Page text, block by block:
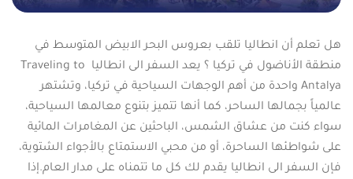
هل تعلم أن انطاليا تلقب بعروس البحر الابيض المتوسط في
منطقة الأناضول في تركيا ؟ يعد السفر الى انطاليا Traveling to
Antalya واحدة من أهم الوجهات السياحية في تركيا، وتشتهر
عالمياً بجمالها الساحر، كما أنها تتميز بتنوع معالمها السياحية،
سواء كنت من عشاق الشمس، الباحثين عن المغامرات المائية
على شواطئها الساحرة، أو من محبي الاستمتاع بالأجواء الشتوية،
فإن السفر الى انطاليا يقدم لك كل ما تتمناه على مدار العام.إذا